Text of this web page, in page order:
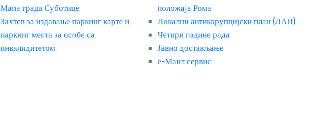
Мапа града Суботице
Захтев за издавање паркинг карте и
паркинг места за особе са
инвалидитетом
положаја Рома
Локални антикорупцијски план (ЛАП)
Четири године рада
Јавно достављање
е-Маил сервис